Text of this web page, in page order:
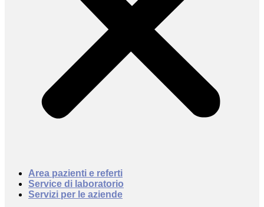
Area pazienti e referti
Service di laboratorio
Servizi per le aziende